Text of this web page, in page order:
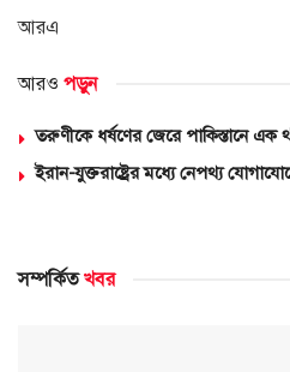
আরএ
আরও পড়ুন
তরুণীকে ধর্ষণের জেরে পাকিস্তানে এক
ইরান-যুক্তরাষ্ট্রের মধ্যে নেপথ্য
সম্পর্কিতখবর